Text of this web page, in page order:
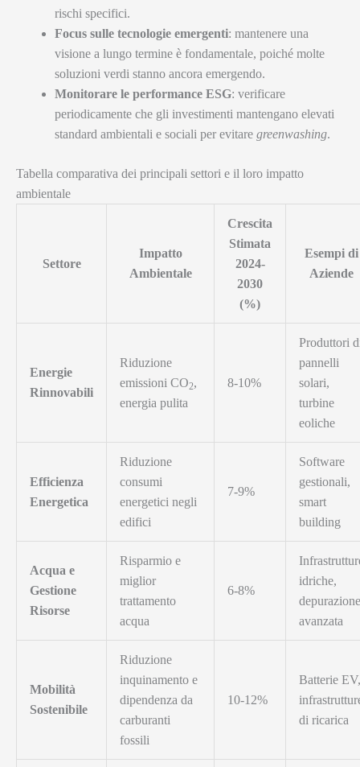
rischi specifici.
Focus sulle tecnologie emergenti: mantenere una
visione a lungo termine è fondamentale, poiché molte
soluzioni verdi stanno ancora emergendo.
Monitorare le performance ESG: verificare
periodicamente che gli investimenti mantengano elevati
standard ambientali e sociali per evitare greenwashing.
Tabella comparativa dei principali settori e il loro impatto
ambientale
Settore
Impatto
Ambientale
Crescita
Stimata
2024-
2030
(%)
Esempi di
Aziende
Energie
Rinnovabili
Riduzione
emissioni CO2,
energia pulita
8-10%
Produttori
pannelli
solari,
turbine
eoliche
Efficienza
Energetica
Riduzione
consumi
energetici negli
edifici
7-9%
Software
gestionali,
smart
building
Acqua e
Gestione
Risorse
Risparmio e
miglior
trattamento
acqua
6-8%
idriche,
depurazione
avanzata
Mobilità
Sostenibile
Riduzione
inquinamento e
dipendenza da
carburanti
fossili
10-12%
Batterie EV,
di ricarica